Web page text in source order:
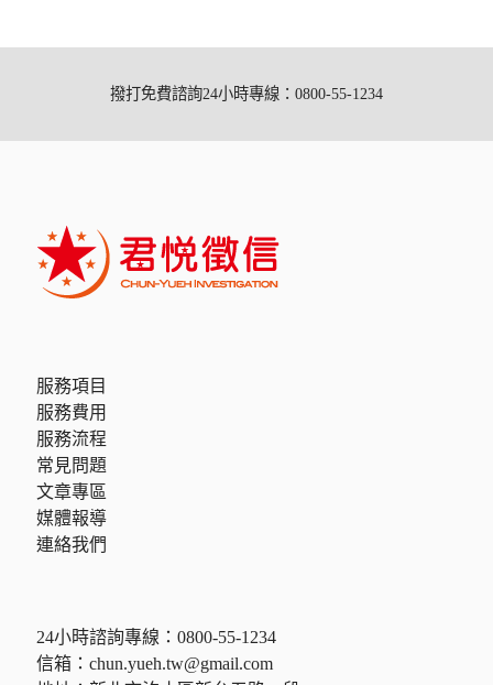
撥打免費諮詢24小時專線：0800-55-1234
服務項目
服務費用
服務流程
常見問題
文章專區
媒體報導
連絡我們
24小時諮詢專線： 0800-55-1234
信箱： chun.yueh.tw@gmail.com